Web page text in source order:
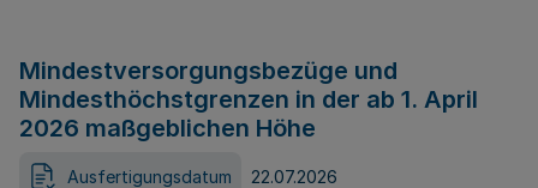
Mindestversorgungsbezüge und
Mindesthöchstgrenzen in der ab 1. April
2026 maßgeblichen Höhe
Ausfertigungsdatum 22.07.2026